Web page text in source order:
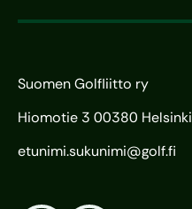
Suomen Golfliitto ry
Hiomotie 3 00380 Helsinki
etunimi.sukunimi@golf.fi